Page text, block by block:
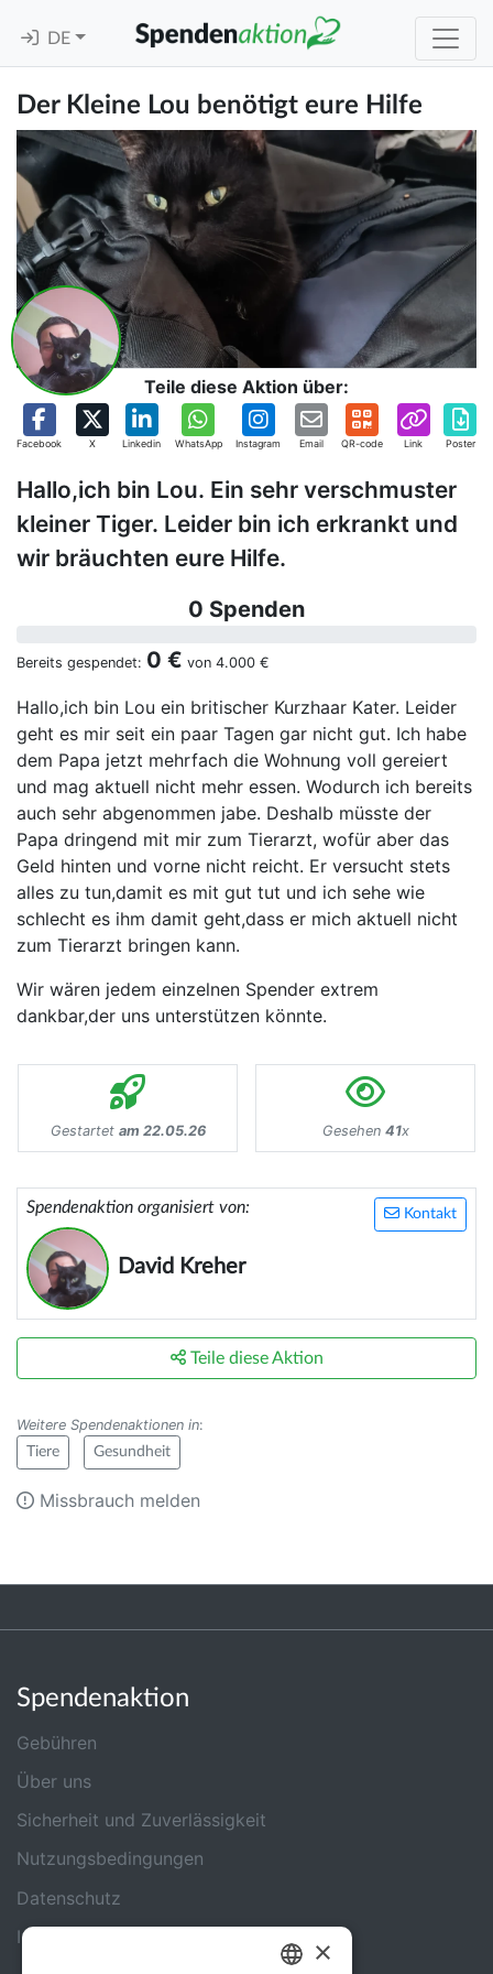
DE
Der Kleine Lou benötigt eure Hilfe
Teile diese Aktion über:
Facebook X Linkedin WhatsApp Instagram Email QR-code Link Poster
Hallo,ich bin Lou. Ein sehr verschmuster
kleiner Tiger. Leider bin ich erkrankt und
wir bräuchten eure Hilfe.
0 Spenden
Bereits gespendet: 0 € von 4.000 €
Hallo,ich bin Lou ein britischer Kurzhaar Kater. Leider
geht es mir seit ein paar Tagen gar nicht gut. Ich habe
dem Papa jetzt mehrfach die Wohnung voll gereiert
und mag aktuell nicht mehr essen. Wodurch ich bereits
auch sehr abgenommen jabe. Deshalb müsste der
Papa dringend mit mir zum Tierarzt, wofür aber das
Geld hinten und vorne nicht reicht. Er versucht stets
alles zu tun,damit es mit gut tut und ich sehe wie
schlecht es ihm damit geht,dass er mich aktuell nicht
zum Tierarzt bringen kann.
Wir wären jedem einzelnen Spender extrem
dankbar,der uns unterstützen könnte.
Gestartet am 22.05.26 Gesehen 41x
Kontakt
Spendenaktion organisiert von:
David Kreher
Teile diese Aktion
Weitere Spendenaktionen in:
Tiere Gesundheit
Missbrauch melden
Spendenaktion
Gebühren
Über uns
Sicherheit und Zuverlässigkeit
Nutzungsbedingungen
Datenschutz
Impressum
×